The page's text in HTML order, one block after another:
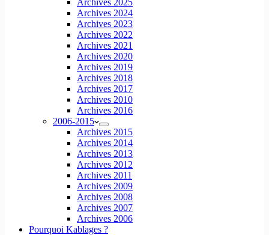
Archives 2025
Archives 2024
Archives 2023
Archives 2022
Archives 2021
Archives 2020
Archives 2019
Archives 2018
Archives 2017
Archives 2010
Archives 2016
2006-2015
Archives 2015
Archives 2014
Archives 2013
Archives 2012
Archives 2011
Archives 2009
Archives 2008
Archives 2007
Archives 2006
Pourquoi Kablages ?